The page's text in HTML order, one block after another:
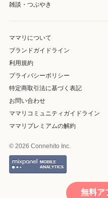
雑談・つぶやき
ママリについて
ブランドガイドライン
利用規約
プライバシーポリシー
特定商取引法に基づく表記
お問い合わせ
ママリコミュニティガイドライン
ママリプレミアムの解約
© 2026 Connehito Inc.
無料ア